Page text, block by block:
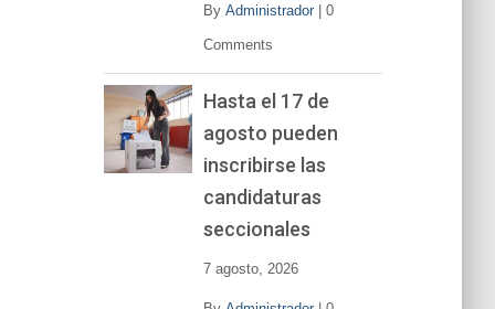
By Administrador| 0
Comments
Hasta el 17 de
agosto pueden
inscribirse las
candidaturas
seccionales
7 agosto, 2026